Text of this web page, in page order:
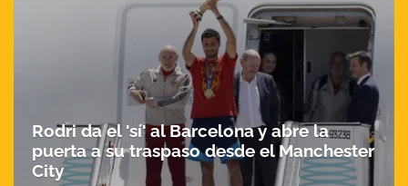
Rodri da el 'sí' al Barcelona y abre la
puerta a su traspaso desde el Manchester
City